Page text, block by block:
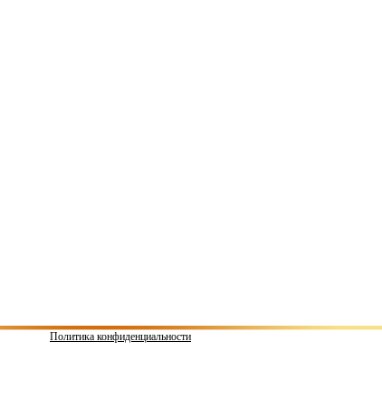
Политика конфиденциальности